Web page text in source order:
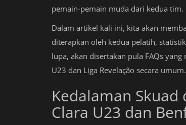
pemain-pemain muda dari kedua tim.
Dalam artikel kali ini, kita akan
diterapkan oleh kedua pelatih,
lupa, akan disertakan pula FAQs
U23 dan Liga Revelação secara
Kedalaman
Clara U23 dan